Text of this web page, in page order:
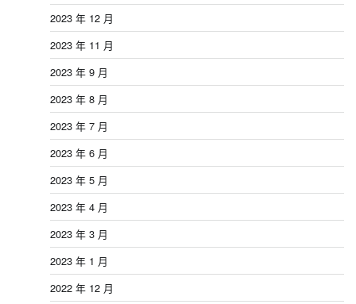
2023 年 12 月
2023 年 11 月
2023 年 9 月
2023 年 8 月
2023 年 7 月
2023 年 6 月
2023 年 5 月
2023 年 4 月
2023 年 3 月
2023 年 1 月
2022 年 12 月